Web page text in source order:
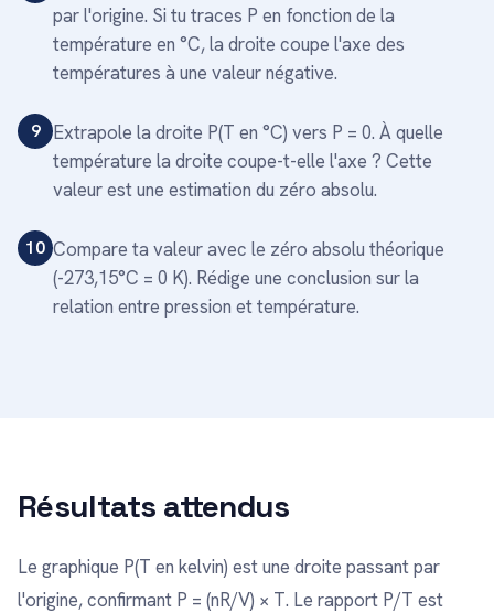
par l'origine. Si tu traces P en fonction de la
température en °C, la droite coupe l'axe des
températures à une valeur négative.
9 Extrapole la droite P(T en °C) vers P = 0. À quelle
température la droite coupe-t-elle l'axe ? Cette
valeur est une estimation du zéro absolu.
10 Compare ta valeur avec le zéro absolu théorique
(-273,15°C = 0 K). Rédige une conclusion sur la
relation entre pression et température.
Résultats attendus
Le graphique P(T en kelvin) est une droite passant par
l'origine, confirmant P = (nR/V) × T. Le rapport P/T est